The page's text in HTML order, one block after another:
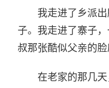
我走进了乡派
子。我走进了寨子
叔那张酷似父亲的
在老家的那几